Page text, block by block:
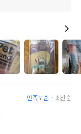
만족도순 최신순